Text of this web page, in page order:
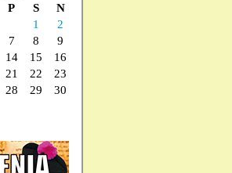
P S
N
1
2
7 8
9
14 15
16
21 22
23
28 29
30